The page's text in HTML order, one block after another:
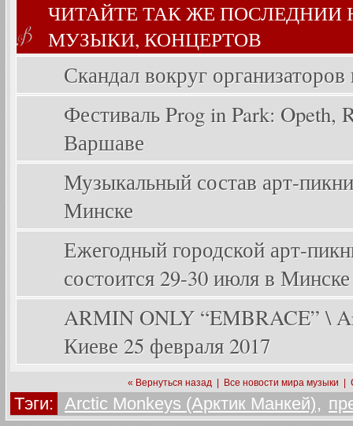
ЧИТАЙТЕ ТАК ЖЕ ПОСЛЕДНИИ
МУЗЫКИ, КОНЦЕРТОВ
Скандал вокруг
Фестиваль Prog in Park: Opeth,
Варшаве
Музыкальный состав арт-
Минске
Ежегодный городской арт-
состоится 29-30 июля в Минске
ARMIN ONLY “EMBRACE” \
Киеве 25 февраля 2017
« Вернуться назад Все новости мира музыки
Тэги: Arctic Monkeys (Арктик Манкей),